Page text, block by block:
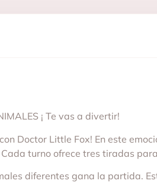
¡ Te vas a divertir!
Doctor Little Fox! En este
turno ofrece tres tiradas
diferentes gana la partida.